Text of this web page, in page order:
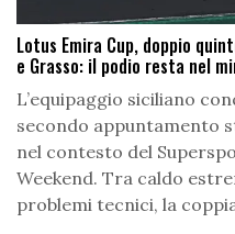
Lotus Emira Cup, doppio
e Grasso: il podio resta nel
L’equipaggio siciliano
secondo appuntamento
nel contesto del
Weekend. Tra caldo
problemi tecnici, la